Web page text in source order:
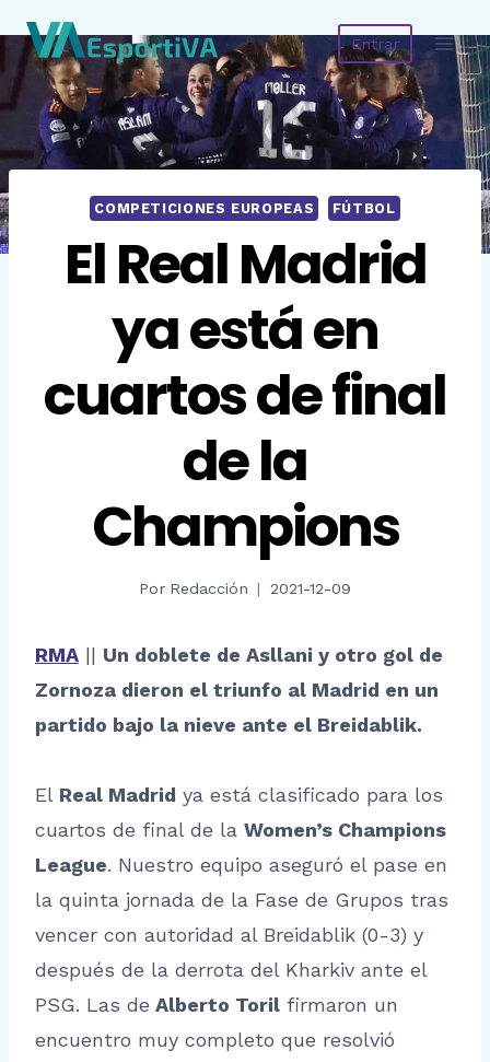
contenido
Entrar
COMPETICIONES EUROPEAS FÚTBOL
El Real Madrid
ya está en
cuartos de final
de la
Champions
Por Redacción 2021-12-09
RMA || Un doblete de Asllani y otro gol de
Zornoza dieron el triunfo al Madrid en un
partido bajo la nieve ante el Breidablik.
El Real Madrid ya está clasificado para los
cuartos de final de la Women’s Champions
League. Nuestro equipo aseguró el pase en
la quinta jornada de la Fase de Grupos tras
vencer con autoridad al Breidablik (0-3) y
después de la derrota del Kharkiv ante el
PSG. Las de Alberto Toril firmaron un
encuentro muy completo que resolvió